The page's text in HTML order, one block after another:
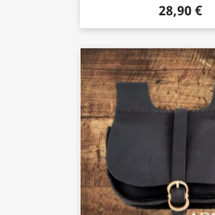
28,90 €